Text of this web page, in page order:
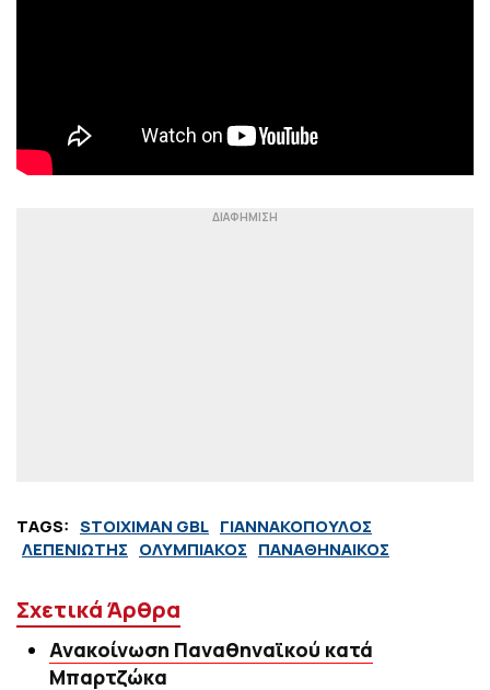
TAGS: STOIXIMAN GBL ΓΙΑΝΝΑΚΟΠΟΥΛΟΣ
ΛΕΠΕΝΙΩΤΗΣ ΟΛΥΜΠΙΑΚΟΣ ΠΑΝΑΘΗΝΑΙΚΟΣ
Σχετικά Άρθρα
Ανακοίνωση Παναθηναϊκού κατά
Μπαρτζώκα